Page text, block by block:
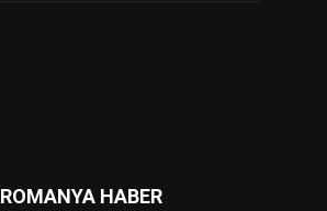
ROMANYA HABER